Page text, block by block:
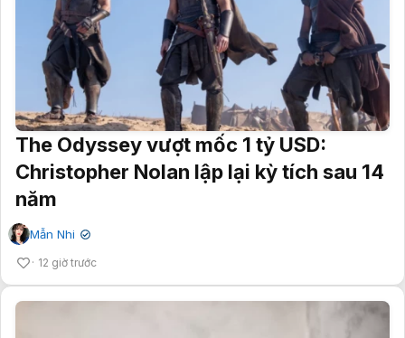
The Odyssey vượt mốc 1 tỷ USD:
Christopher Nolan lập lại kỳ tích sau 14
năm
Mẫn Nhi ✔
12 giờ trước